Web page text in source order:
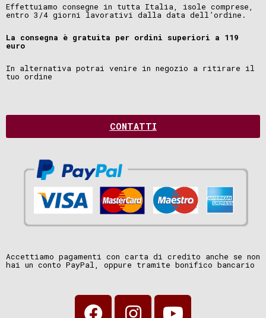
Effettuiamo consegne in tutta Italia, isole comprese,
entro 3/4 giorni lavorativi dalla data dell’ordine.
La consegna è gratuita per ordini superiori a 119
euro
In alternativa potrai venire in negozio a ritirare il
tuo ordine
CONTATTI
Accettiamo pagamenti con carta di credito anche se non
hai un conto PayPal, oppure tramite bonifico bancario